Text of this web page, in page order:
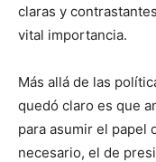
claras y
vital importancia.
Más allá de las
quedó claro es que
para asumir el papel
necesario, el de